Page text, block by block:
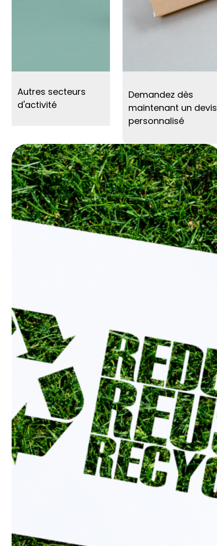
Autres secteurs
d'activité
Demandez dès
maintenant un devis
personnalisé